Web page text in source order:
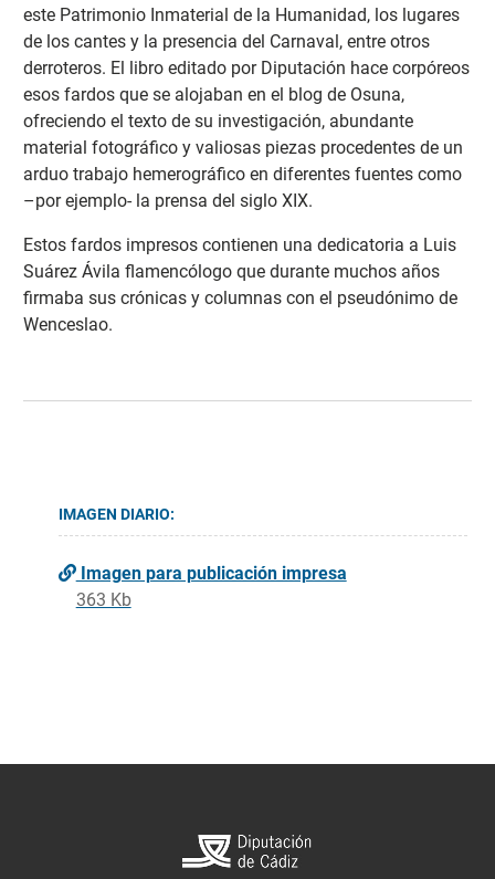
este Patrimonio Inmaterial de la Humanidad, los lugares
de los cantes y la presencia del Carnaval, entre otros
derroteros. El libro editado por Diputación hace corpóreos
esos fardos que se alojaban en el blog de Osuna,
ofreciendo el texto de su investigación, abundante
material fotográfico y valiosas piezas procedentes de un
arduo trabajo hemerográfico en diferentes fuentes como
–por ejemplo- la prensa del siglo XIX.
Estos fardos impresos contienen una dedicatoria a Luis
Suárez Ávila flamencólogo que durante muchos años
firmaba sus crónicas y columnas con el pseudónimo de
Wenceslao.
IMAGEN DIARIO:
Imagen para publicación impresa
363 Kb